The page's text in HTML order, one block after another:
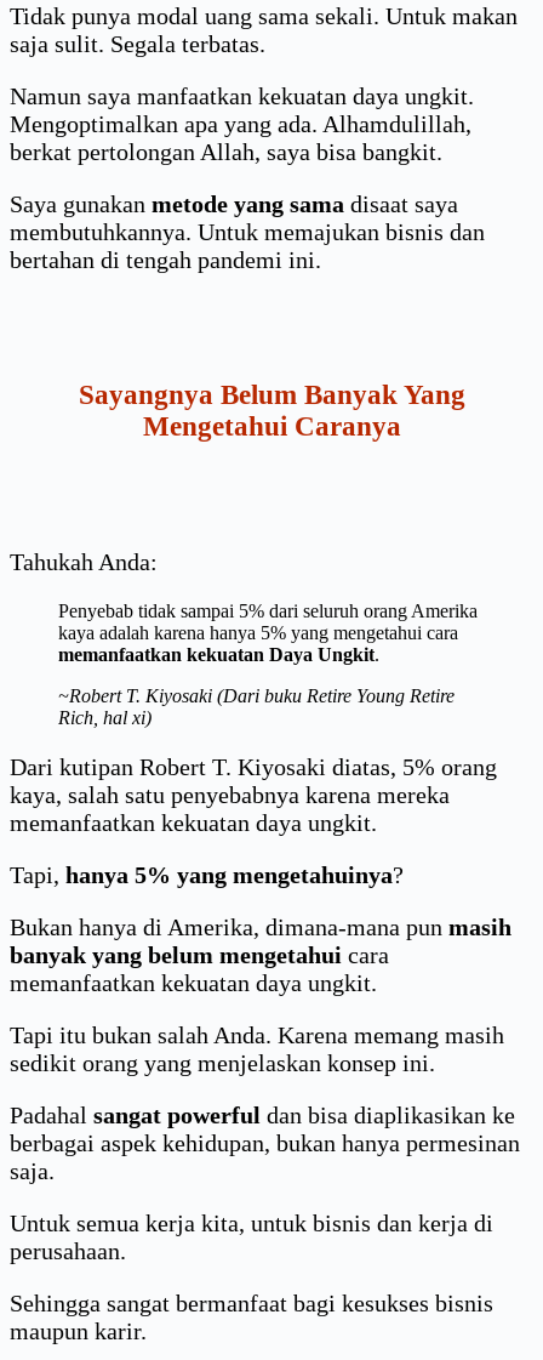
Tidak punya modal uang sama sekali. Untuk makan
saja sulit. Segala terbatas.
Namun saya manfaatkan kekuatan daya ungkit.
Mengoptimalkan apa yang ada. Alhamdulillah,
berkat pertolongan Allah, saya bisa bangkit.
Saya gunakan metode yang sama disaat saya
membutuhkannya. Untuk memajukan bisnis dan
bertahan di tengah pandemi ini.
Sayangnya Belum Banyak Yang
Mengetahui Caranya
Tahukah Anda:
Penyebab tidak sampai 5% dari seluruh orang Amerika
kaya adalah karena hanya 5% yang mengetahui cara
memanfaatkan kekuatan Daya Ungkit.
~Robert T. Kiyosaki (Dari buku Retire Young Retire
Rich, hal xi)
Dari kutipan Robert T. Kiyosaki diatas, 5% orang
kaya, salah satu penyebabnya karena mereka
memanfaatkan kekuatan daya ungkit.
Tapi, hanya 5% yang mengetahuinya?
Bukan hanya di Amerika, dimana-mana pun masih
banyak yang belum mengetahui cara
memanfaatkan kekuatan daya ungkit.
Tapi itu bukan salah Anda. Karena memang masih
sedikit orang yang menjelaskan konsep ini.
Padahal sangat powerful dan bisa diaplikasikan ke
berbagai aspek kehidupan, bukan hanya permesinan
saja.
Untuk semua kerja kita, untuk bisnis dan kerja di
perusahaan.
Sehingga sangat bermanfaat bagi kesukses bisnis
maupun karir.